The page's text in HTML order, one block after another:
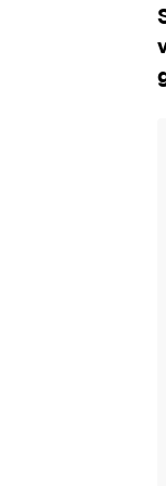
för Pressrum